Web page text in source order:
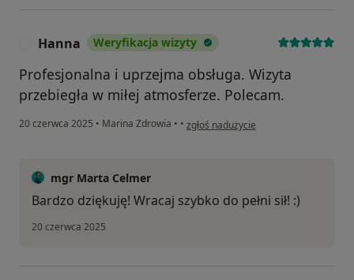
Hanna Weryfikacja wizyty
Profesjonalna i uprzejma obsługa. Wizyta
przebiegła w miłej atmosferze. Polecam.
20 czerwca 2025 • Marina Zdrowia • • w opinii użytkownika Hanna
zgłoś nadużycie
mgr Marta Celmer
Bardzo dziękuję! Wracaj szybko do pełni sił! :)
20 czerwca 2025